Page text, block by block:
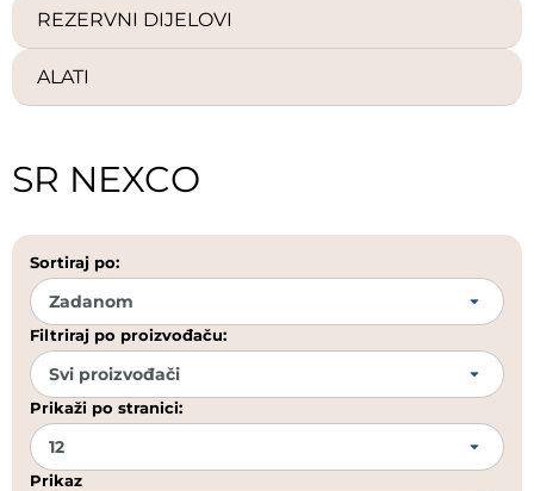
REZERVNI DIJELOVI
ALATI
SR NEXCO
Sortiraj po:
Filtriraj po proizvođaču:
Prikaži po stranici:
Prikaz